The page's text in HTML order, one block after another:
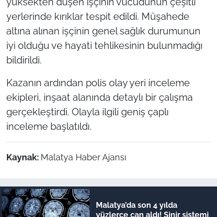
yerlerinde kırıklar tespit edildi. Müşahede
altına alınan işçinin genel sağlık durumunun
iyi olduğu ve hayati tehlikesinin bulunmadığı
bildirildi.
Kazanın ardından polis olay yeri inceleme
ekipleri, inşaat alanında detaylı bir çalışma
gerçekleştirdi. Olayla ilgili geniş çaplı
inceleme başlatıldı.
Kaynak: Malatya Haber Ajansı
Malatya’da son 4 yılda
yüzlerce can aldı! Sinir sistemi